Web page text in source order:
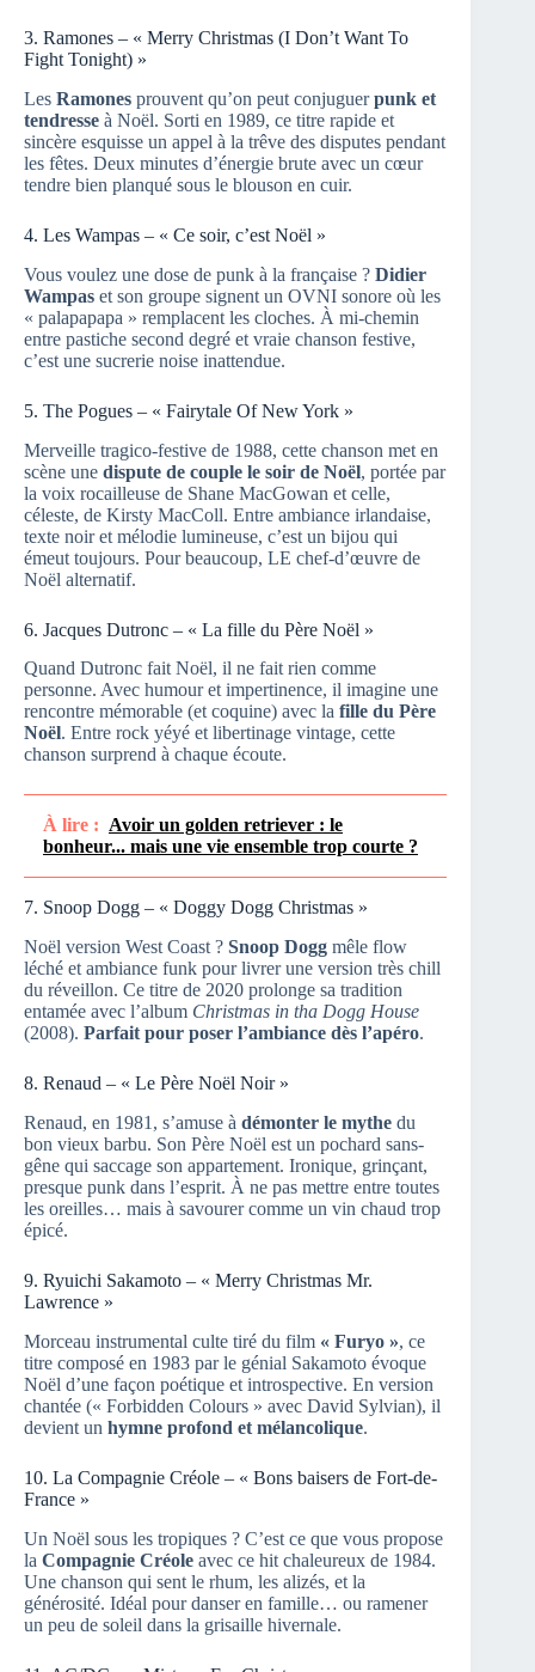
3. Ramones – « Merry Christmas (I Don’t Want To
Fight Tonight) »
Les Ramones prouvent qu’on peut conjuguerpunk et
tendresse à Noël. Sorti en 1989, ce titre rapide et
sincère esquisse un appel à la trêve des disputes pendant
les fêtes. Deux minutes d’énergie brute avec un cœur
tendre bien planqué sous le blouson en cuir.
4. Les Wampas – « Ce soir, c’est Noël »
Vous voulez une dose de punk à la française ? Didier
Wampas et son groupe signent un OVNI sonore où les
« palapapapa » remplacent les cloches. À mi-chemin
entre pastiche second degré et vraie chanson festive,
c’est une sucrerie noise inattendue.
5. The Pogues – « Fairytale Of New York »
Merveille tragico-festive de 1988, cette chanson met en
scène une dispute de couple le soir de Noël, portée par
la voix rocailleuse de Shane MacGowan et celle,
céleste, de Kirsty MacColl. Entre ambiance irlandaise,
texte noir et mélodie lumineuse, c’est un bijou qui
émeut toujours. Pour beaucoup, LE chef-d’œuvre de
Noël alternatif.
6. Jacques Dutronc – « La fille du Père Noël »
Quand Dutronc fait Noël, il ne fait rien comme
personne. Avec humour et impertinence, il imagine une
rencontre mémorable (et coquine) avec la fille du Père
Noël. Entre rock yéyé et libertinage vintage, cette
chanson surprend à chaque écoute.
À lire : Avoir un golden retriever : le
bonheur... mais une vie ensemble trop courte ?
7. Snoop Dogg – « Doggy Dogg Christmas »
Noël version West Coast ? Snoop Dogg mêle flow
léché et ambiance funk pour livrer une version très chill
du réveillon. Ce titre de 2020 prolonge sa tradition
entamée avec l’album Christmas in tha Dogg House
(2008). Parfait pour poser l’ambiance dès l’apéro.
8. Renaud – « Le Père Noël Noir »
Renaud, en 1981, s’amuse à démonter le mythe du
bon vieux barbu. Son Père Noël est un pochard sans-
gêne qui saccage son appartement. Ironique, grinçant,
presque punk dans l’esprit. À ne pas mettre entre toutes
les oreilles… mais à savourer comme un vin chaud trop
épicé.
9. Ryuichi Sakamoto – « Merry Christmas Mr.
Lawrence »
Morceau instrumental culte tiré du film « Furyo », ce
titre composé en 1983 par le génial Sakamoto évoque
Noël d’une façon poétique et introspective. En version
chantée (« Forbidden Colours » avec David Sylvian), il
devient un hymne profond et mélancolique.
10. La Compagnie Créole – « Bons baisers de Fort-de-
France »
Un Noël sous les tropiques ? C’est ce que vous propose
la Compagnie Créole avec ce hit chaleureux de 1984.
Une chanson qui sent le rhum, les alizés, et la
générosité. Idéal pour danser en famille… ou ramener
un peu de soleil dans la grisaille hivernale.